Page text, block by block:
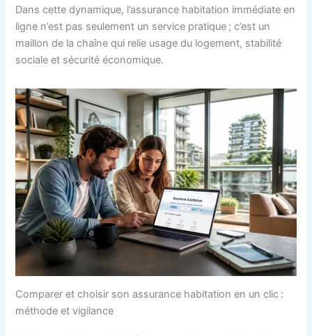
Dans cette dynamique, l’assurance habitation immédiate en
ligne n’est pas seulement un service pratique ; c’est un
maillon de la chaîne qui relie usage du logement, stabilité
sociale et sécurité économique.
Comparer et choisir son assurance habitation en un clic :
méthode et vigilance